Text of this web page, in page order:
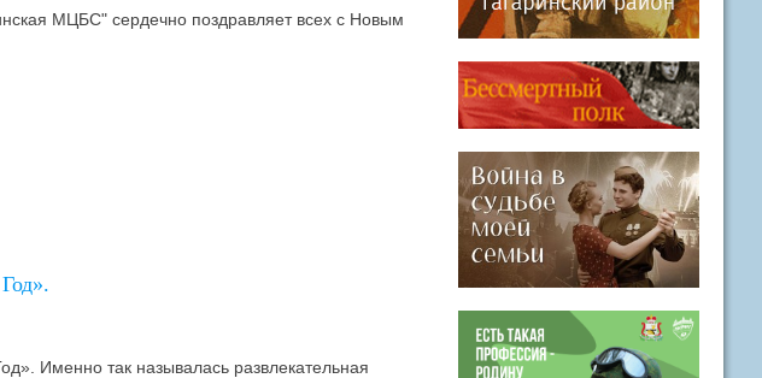
МЦБС" сердечно поздравляет всех с Новым
Именно так называлась развлекательная